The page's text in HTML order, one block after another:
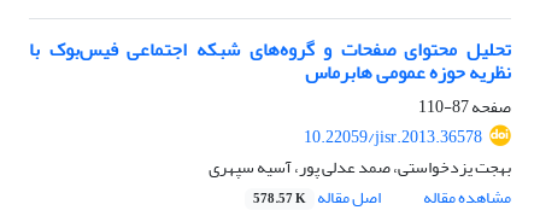
تحلیل محتوای صفحات و گروه‌های شبکه اجتماعی فیس‌بوک با
نظریه حوزه عمومی هابرماس
صفحه87-110
10.22059/jisr.2013.36578
بهجت یزدخواستی، صمد عدلی پور، آسیه سپهری
مشاهده مقاله
اصل مقاله 578.57 K